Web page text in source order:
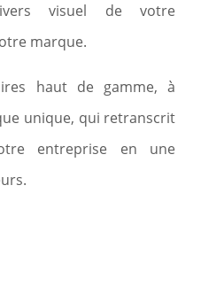
visuel de votre
marque.
haut de gamme, à
unique, qui retranscrit
entreprise en une